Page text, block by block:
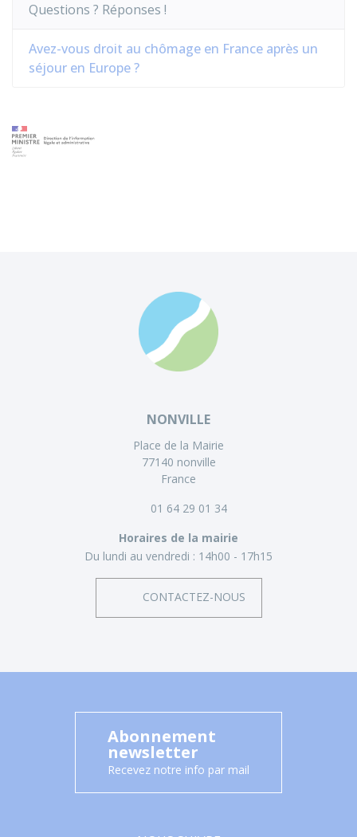
Questions ? Réponses !
Avez-vous droit au chômage en France après un
séjour en Europe ?
NONVILLE
Place de la Mairie
77140 nonville
France
01 64 29 01 34
Horaires de la mairie
Du lundi au vendredi : 14h00 - 17h15
CONTACTEZ-NOUS
Abonnement
newsletter
Recevez notre info par mail